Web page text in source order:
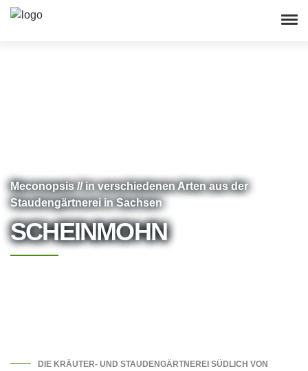
Meconopsis // in verschiedenen Arten aus der
Staudengärtnerei in Sachsen
SCHEINMOHN
DIE KRÄUTER- UND STAUDENGÄRTNEREI SÜDLICH VON